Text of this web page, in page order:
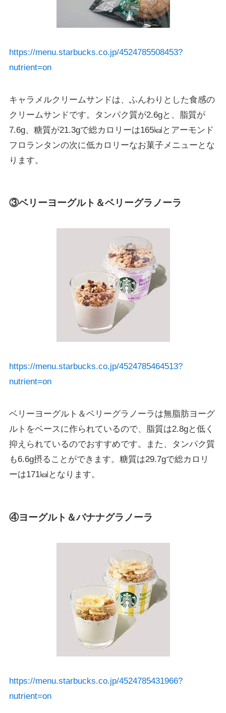
https://menu.starbucks.co.jp/4524785508453?
nutrient=on
キャラメルクリームサンドは、ふんわりとした食感の
クリームサンドです。タンパク質が2.6gと、脂質が
7.6g、糖質が21.3gで総カロリーは165㎉とアーモンド
フロランタンの次に低カロリーなお菓子メニューとな
ります。
③ベリーヨーグルト＆ベリーグラノーラ
https://menu.starbucks.co.jp/4524785464513?
nutrient=on
ベリーヨーグルト＆ベリーグラノーラは無脂肪ヨーグ
ルトをベースに作られているので、脂質は2.8gと低く
抑えられているのでおすすめです。また、タンパク質
も6.6g摂ることができます。糖質は29.7gで総カロリ
ーは171㎉となります。
④ヨーグルト＆バナナグラノーラ
https://menu.starbucks.co.jp/4524785431966?
nutrient=on